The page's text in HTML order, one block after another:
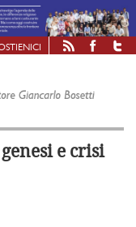
genesi e crisi